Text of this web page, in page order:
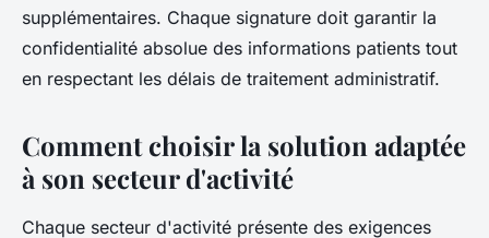
supplémentaires. Chaque signature doit garantir la
confidentialité absolue des informations patients tout
en respectant les délais de traitement administratif.
Comment choisir la solution adaptée
à son secteur d'activité
Chaque secteur d'activité présente des exigences